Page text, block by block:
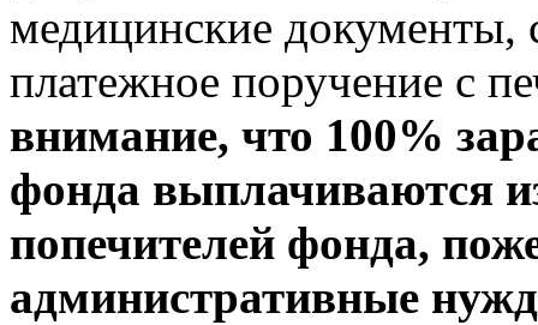
медицинские документы,
платежное поручение с
внимание, что 100%
фонда выплачиваются
попечителей фонда,
административные